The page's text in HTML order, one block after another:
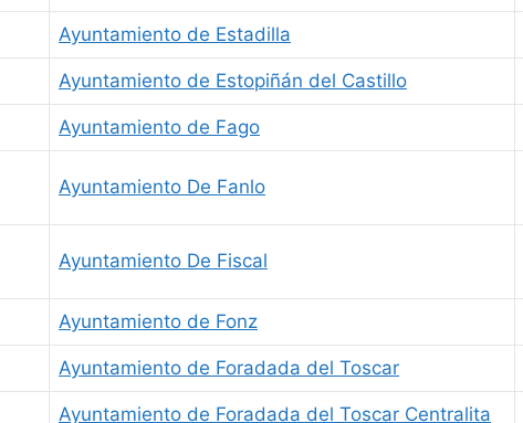
Ayuntamiento de Estadilla
Ayuntamiento de Estopiñán del Castillo
Ayuntamiento de Fago
Ayuntamiento De Fanlo
Ayuntamiento De Fiscal
Ayuntamiento de Fonz
Ayuntamiento de Foradada del Toscar
Ayuntamiento de Foradada del Toscar Centralita